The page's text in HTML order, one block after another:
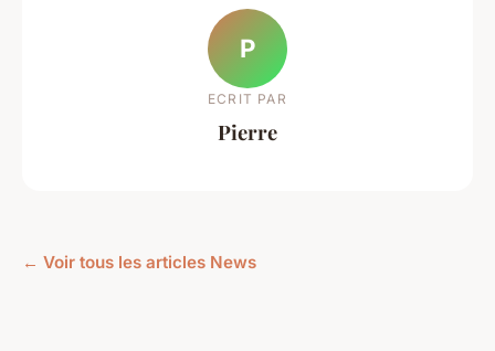
P
ECRIT PAR
Pierre
← Voir tous les articles News